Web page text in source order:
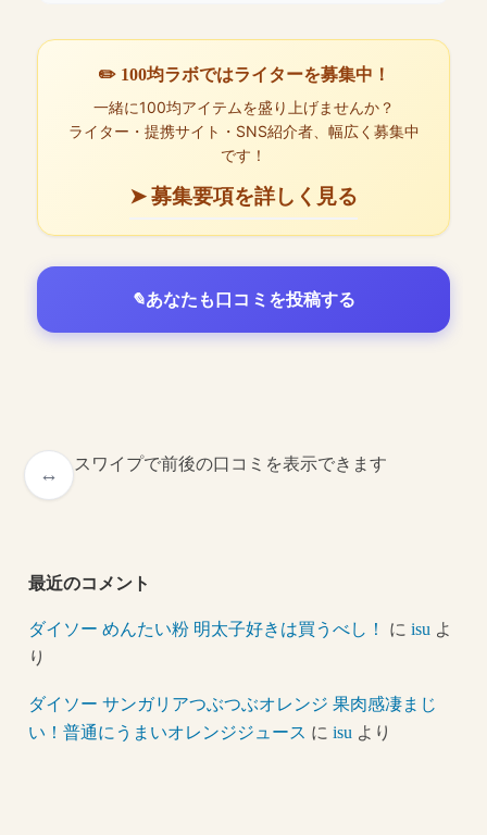
✏️ 100均ラボではライターを募集中！
一緒に100均アイテムを盛り上げませんか？
ライター・提携サイト・SNS紹介者、幅広く募集中
です！
➤ 募集要項を詳しく見る
あなたも口コミを投稿する
スワイプで前後の口コミを表示できます
最近のコメント
ダイソー めんたい粉 明太子好きは買うべし！ にisu よ
り
ダイソー サンガリアつぶつぶオレンジ 果肉感凄まじ
い！普通にうまいオレンジジュース にisu より